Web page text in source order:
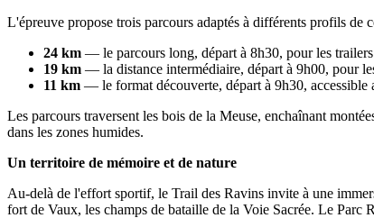
L'épreuve propose trois parcours adaptés à différents profils de
24 km — le parcours long, départ à 8h30, pour les
19 km — la distance intermédiaire, départ à 9h00, pour
11 km — le format découverte, départ à 9h30, accessible
Les parcours traversent les bois de la Meuse, enchaînant
dans les zones humides.
Un territoire de mémoire et de nature
Au-delà de l'effort sportif, le Trail des Ravins invite à une
fort de Vaux, les champs de bataille de la Voie Sacrée. Le